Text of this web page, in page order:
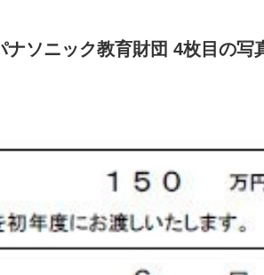
ソニック教育財団 4枚目の写